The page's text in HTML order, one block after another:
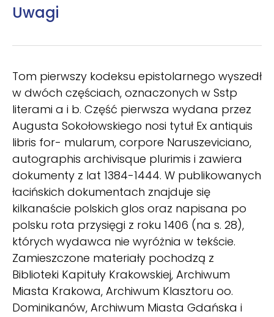
Uwagi
Tom pierwszy kodeksu epistolarnego wyszedł
w dwóch częściach, oznaczonych w Sstp
literami a i b. Część pierwsza wydana przez
Augusta Sokołowskiego nosi tytuł Ex antiquis
libris for- mularum, corpore Naruszeviciano,
autographis archivisque plurimis i zawiera
dokumenty z lat 1384-1444. W publikowanych
łacińskich dokumentach znajduje się
kilkanaście polskich glos oraz napisana po
polsku rota przysięgi z roku 1406 (na s. 28),
których wydawca nie wyróżnia w tekście.
Zamieszczone materiały pochodzą z
Biblioteki Kapituły Krakowskiej, Archiwum
Miasta Krakowa, Archiwum Klasztoru oo.
Dominikanów, Archiwum Miasta Gdańska i